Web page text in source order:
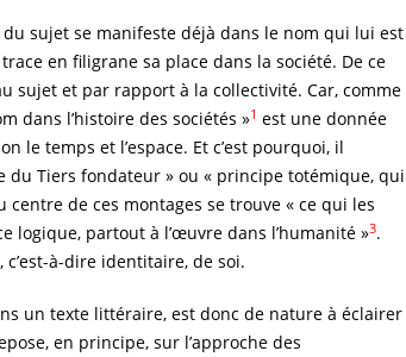
sujet se manifeste déjà dans le nom qui lui est
en filigrane sa place dans la société. De ce
et par rapport à la collectivité. Car, comme
dans l’histoire des sociétés »1 est une donnée
le temps et l’espace. Et c’est pourquoi, il
du Tiers fondateur » ou « principe totémique, qui
centre de ces montages se trouve « ce qui les
logique, partout à l’œuvre dans l’humanité »3.
à-dire identitaire, de soi.
un texte littéraire, est donc de nature à éclairer
en principe, sur l’approche des